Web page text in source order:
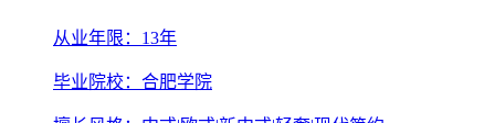
从业年限：13年
毕业院校：合肥学院